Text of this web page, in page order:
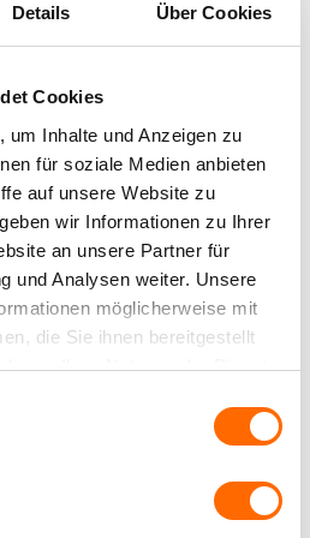
Details Über Cookies
Cookies
um Inhalte und Anzeigen zu
für soziale Medien anbieten
auf unsere Website zu
wir Informationen zu Ihrer
an unsere Partner für
und Analysen weiter. Unsere
möglicherweise mit
die Sie ihnen bereitgestellt
Ihrer Nutzung der Dienste
Aluminiowe (kształt Z)
93 mm
F-US-120
F-USG
90°